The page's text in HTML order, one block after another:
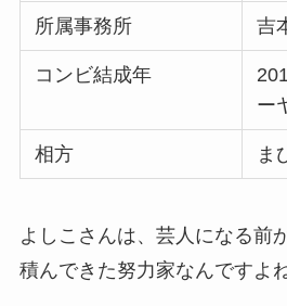
所属事務所 吉
コンビ結成年
ー
相方 ま
よしこさんは、芸人になる前
積んできた努力家なんですよね